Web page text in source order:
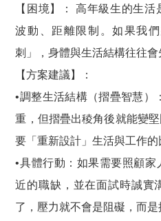
【困境】： 高年級生的生
波動、距離限制。如果我
刺」，身體與生活結構往往會
【方案建議】：
•調整生活結構（摺疊智慧）
重，但摺疊出稜角後就能變
要「重新設計」生活與工作的
•具體行動：如果需要照顧
近的職缺，並在面試時誠實
了，壓力就不會是阻礙，而是